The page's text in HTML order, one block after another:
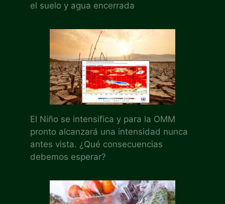
el suelo y agua encerrada
El Niño se intensifica y para la OMM
pronto alcanzará una intensidad nunca
antes vista. ¿Qué consecuencias
debemos esperar?